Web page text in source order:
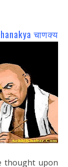
चाणक्य
thought upon